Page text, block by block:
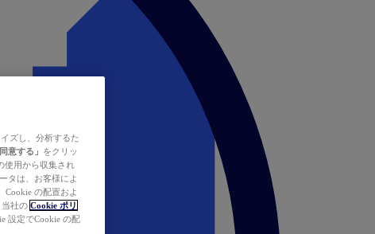
ズし、分析するた
同意する」 をクリッ
使用から収集され
タは、お客様によ
Cookie の配置およ
社の Cookie ポリ
設定でCookie の配